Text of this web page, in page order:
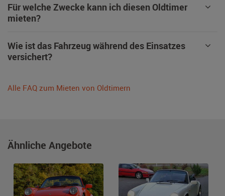
Für welche Zwecke kann ich diesen Oldtimer
mieten?
Wie ist das Fahrzeug während des Einsatzes
versichert?
Alle FAQ zum Mieten von Oldtimern
Ähnliche Angebote